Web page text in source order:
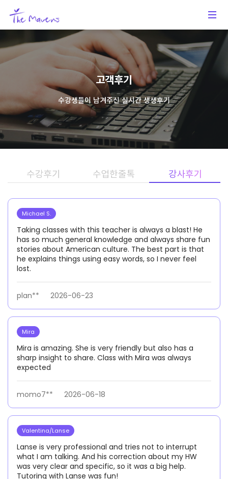
고객후기
수강생들이 남겨주신 실시간 생생후기
Michael S.
Taking classes with this teacher is always a blast! He
has so much general knowledge and always share fun
stories about American culture. The best part is that
he explains things using easy words, so I never feel
lost.
plan** 2026-06-23
Mira
Mira is amazing. She is very friendly but also has a
sharp insight to share. Class with Mira was always
expected
momo7** 2026-06-18
Valentina/Lanse
Lanse is very professional and tries not to interrupt
what I am talking. And his correction about my HW
was very clear and specific, so it was a big help.
Tutoring with Lanse was fun!